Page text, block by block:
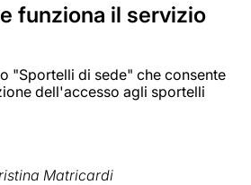
funziona il servizio
"Sportelli di sede" che consente
dell'accesso agli sportelli
Matricardi